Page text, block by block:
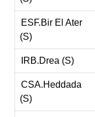
ESF.Bir El Ater
(S)
IRB.Drea (S)
CSA.Heddada
(S)